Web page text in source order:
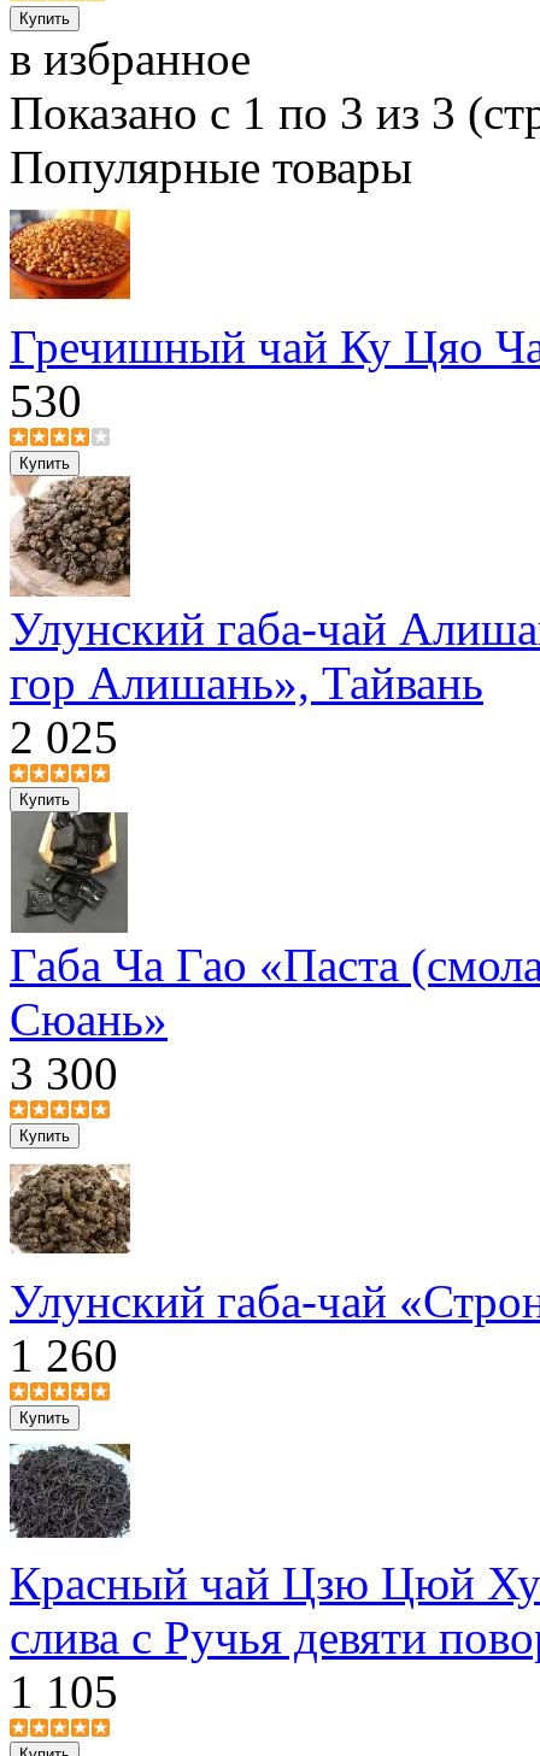
в избранное
Показано с 1 по 3 из 3
Популярные товары
Гречишный чай Ку Цяо
530
Улунский габа-чай
гор Алишань», Тайвань
2 025
Габа Ча Гао «Паста
Сюань»
3 300
Улунский габа-чай
1 260
Красный чай Цзю Цюй
слива с Ручья девяти
1 105